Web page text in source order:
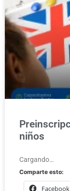
niños
Cargando…
Comparte esto:
Facebook